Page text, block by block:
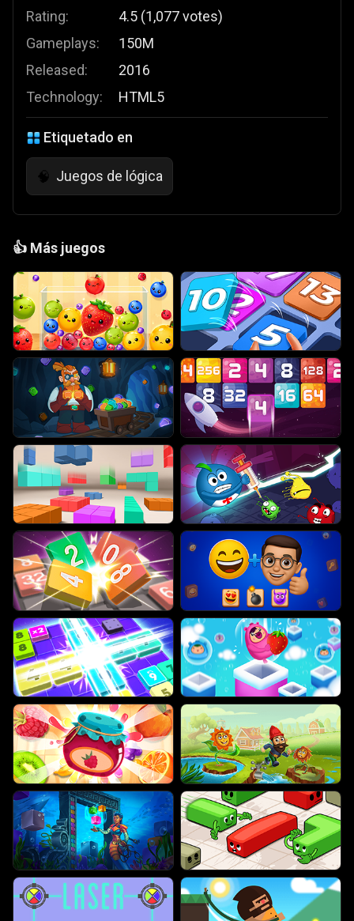
Rating:
Gameplays:
Released:
Technology:
4.5 (1,077votes)
150M
2016
HTML5
Etiquetado en
🧠 Juegos de lógica
👍 Más juegos